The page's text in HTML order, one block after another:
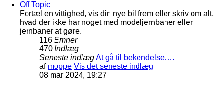
Off Topic
Fortæl en vittighed, vis din nye bil frem eller skriv om alt,
hvad der ikke har noget med modeljernbaner eller
jernbaner at gøre.
116 Emner
470 Indlæg
Seneste indlægAt gå til bekendelse….
af moppe Vis det seneste indlæg
08 mar 2024, 19:27